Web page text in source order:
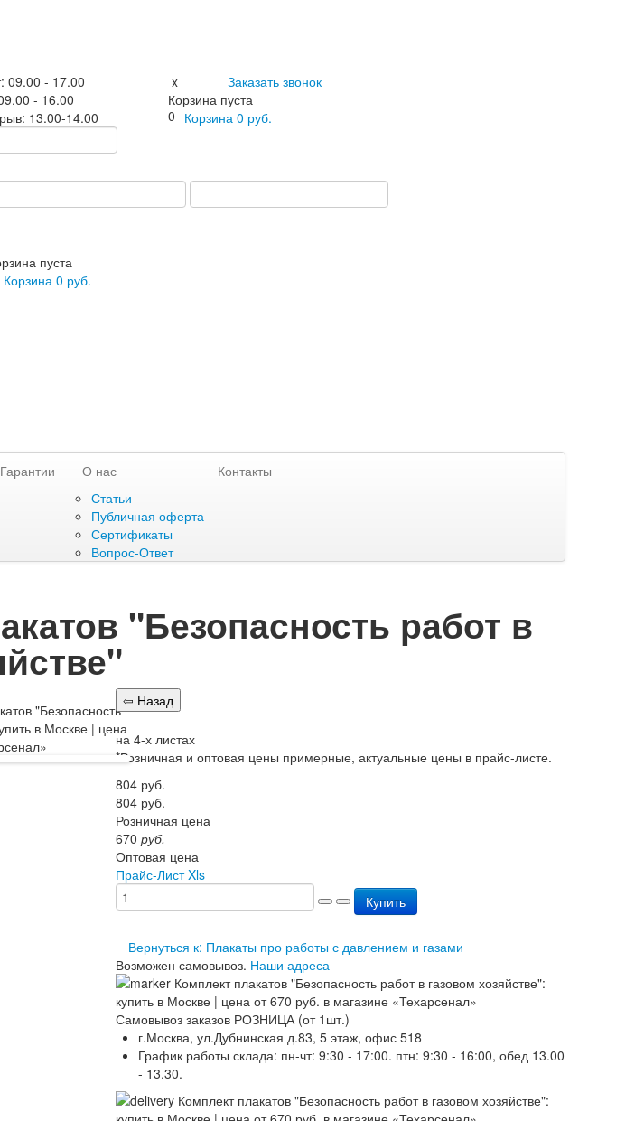
09.00 - 17.00
- 16.00
13.00-14.00
Заказать звонок
x
Корзина пуста
0 Корзина 0 руб.
пуста
Корзина 0 руб.
Гарантии
О нас
Статьи
Публичная оферта
Сертификаты
Вопрос-Ответ
Контакты
"Безопасность работ в
на 4-х листах
*Розничная и оптовая цены примерные, актуальные цены в прайс-листе.
804 руб.
804 руб.
Розничная цена
670 руб.
Оптовая цена
Прайс-Лист Xls
Купить
Вернуться к: Плакаты про работы с давлением и газами
Возможен самовывоз. Наши адреса
Самовывоз заказов РОЗНИЦА (от 1шт.)
г.Москва, ул.Дубнинская д.83, 5 этаж, офис 518
График работы склада: пн-чт: 9:30 - 17:00. птн: 9:30 - 16:00, обед 13.00
- 13.30.